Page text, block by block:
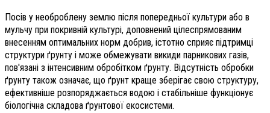
Посів у необроблену землю після попередньої культури або в
мульчу при покривній культурі, доповнений цілеспрямованим
внесенням оптимальних норм добрив, істотно сприяє підтримці
структури ґрунту і може обмежувати викиди парникових газів,
пов'язані з інтенсивним обробітком ґрунту. Відсутність обробки
ґрунту також означає, що ґрунт краще зберігає свою структуру,
ефективніше розпоряджається водою і стабільніше функціонує
біологічна складова ґрунтової екосистеми.